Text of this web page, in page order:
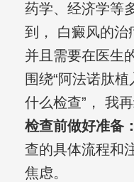
药学、经济学等
到， 白癜风的治
并且需要在医生
围绕“阿法诺肽
什么检查”， 我
检查前做好准备：
查的具体流程和
焦虑。